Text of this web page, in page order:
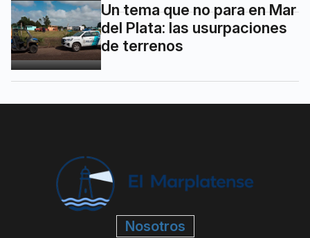
Un tema que no para en Mar
del Plata: las usurpaciones
de terrenos
Nosotros